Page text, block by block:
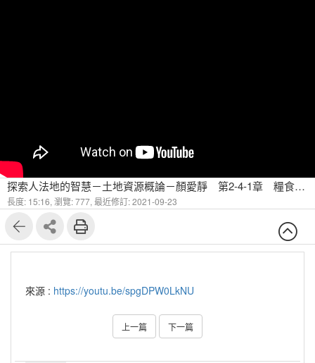
探索人法地的智慧－土地資源概論－顏愛靜 第2-4-1章 糧食資源與農業用地開發 農業政策與土地改革(一)
長度: 15:16, 瀏覽: 777, 最近修訂: 2021-09-23
來源 : https://youtu.be/spgDPW0LkNU
上一篇 下一篇